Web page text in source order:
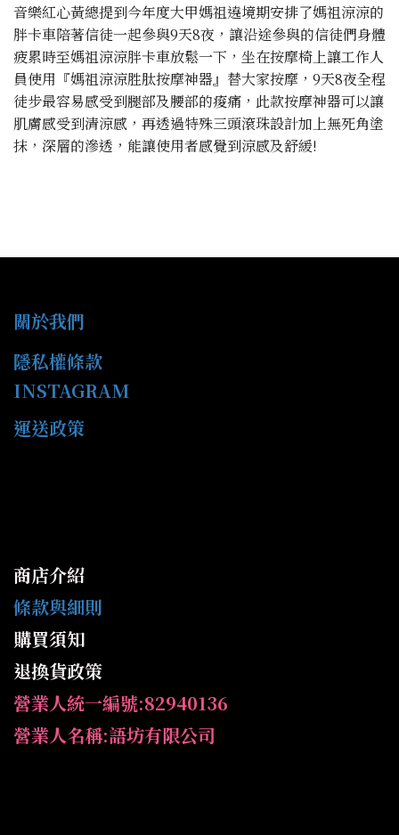
音樂紅心黃總提到今年度大甲媽祖遶境期安排了媽祖涼涼的
胖卡車陪著信徒一起參與9天8夜，讓沿途參與的信徒們身體
疲累時至媽祖涼涼胖卡車放鬆一下，坐在按摩椅上讓工作人
員使用『媽祖涼涼胜肽按摩神器』替大家按摩，9天8夜全程
徒步最容易感受到腿部及腰部的痠痛，此款按摩神器可以讓
肌膚感受到清涼感，再透過特殊三頭滾珠設計加上無死角塗
抹，深層的滲透，能讓使用者感覺到涼感及舒緩!
關於我們
隱私權條款
INSTAGRAM
運送政策
商店介紹
條款與細則
購買須知
退換貨政策
營業人統一編號:82940136
營業人名稱:語坊有限公司